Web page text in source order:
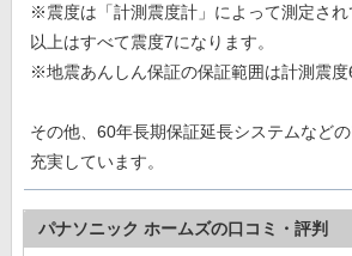
※震度は「計測震度計」によって測定さ
以上はすべて震度7になります。
※地震あんしん保証の保証範囲は計測震度
その他、60年長期保証延長システムなど
充実しています。
パナソニック ホームズの口コミ・評判